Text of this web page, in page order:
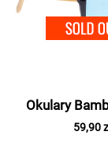
Okulary
59,90